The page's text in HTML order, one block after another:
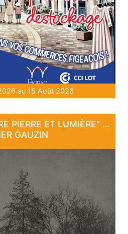
au 15 Août 2026
EXPOSITION "ENTRE PIERRE ET LUMIÈRE" - DE DAN COURTICE ET DE
GAUZIN